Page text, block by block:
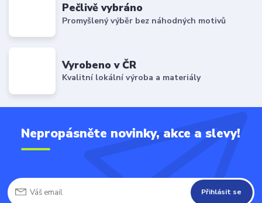
Pečlivě vybráno
Promyšlený výběr bez náhodných motivů
Vyrobeno v ČR
Kvalitní lokální výroba a materiály
Nepropásněte novinky, akce a slevy!
Přihlásit se